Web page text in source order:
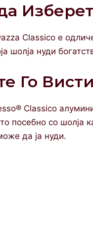
Classico е
шолја нуди
Го
Classico
посебно со шолја
да ја нуди.